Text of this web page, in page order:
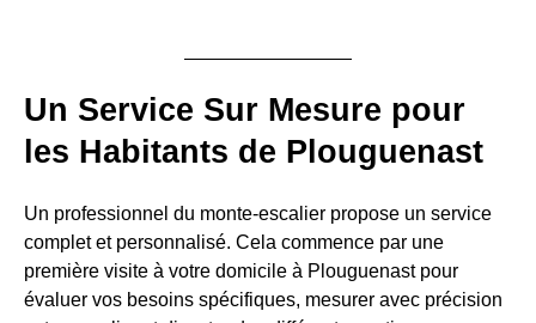
Un Service Sur Mesure pour
les Habitants de Plouguenast
Un professionnel du monte-escalier propose un service
complet et personnalisé. Cela commence par une
première visite à votre domicile à Plouguenast pour
évaluer vos besoins spécifiques, mesurer avec précision